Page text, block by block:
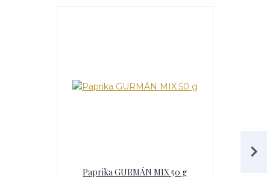
Paprika GURMÁN MIX 50 g